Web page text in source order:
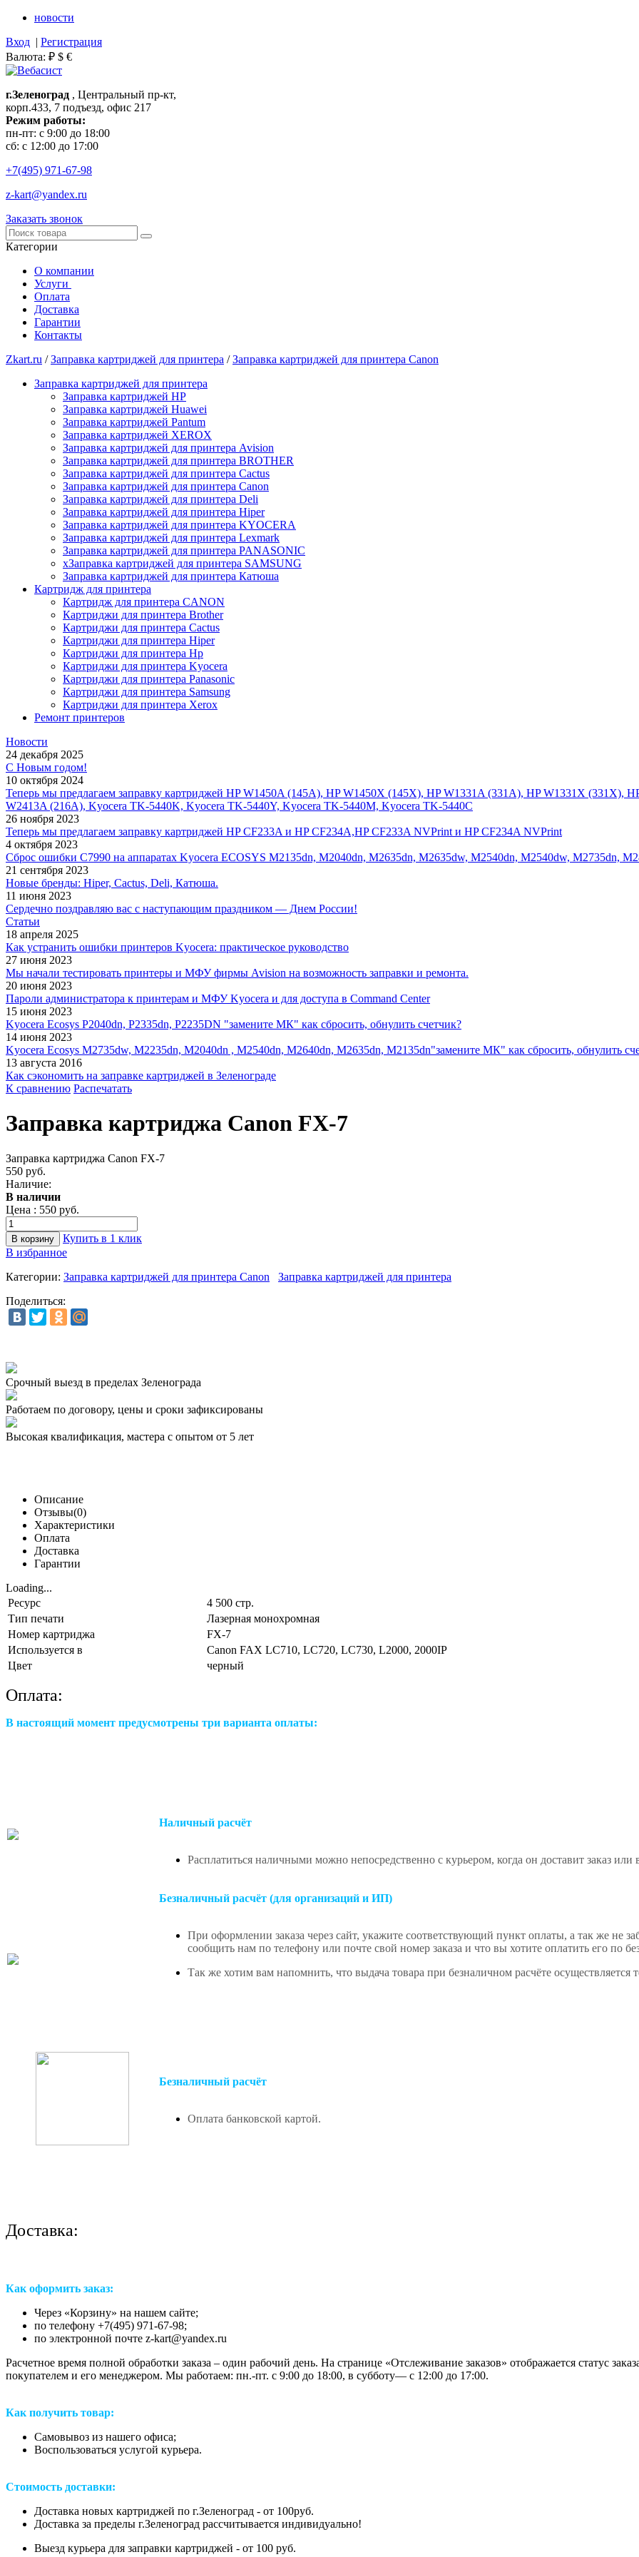
новости
Вход | Регистрация
Валюта: ₽ $ €
г.Зеленоград , Центральный пр-кт,
корп.433, 7 подъезд, офис 217
Режим работы:
пн-пт: с 9:00 до 18:00
сб: с 12:00 до 17:00
+7(495) 971-67-98
z-kart@yandex.ru
Заказать звонок
Категории
О компании
Услуги
Оплата
Доставка
Гарантии
Контакты
Zkart.ru /Заправка картриджей для принтера /Заправка картриджей для принтера Canon
Заправка картриджей для принтера
Заправка картриджей HP
Заправка картриджей Huawei
Заправка картриджей Pantum
Заправка картриджей XEROX
Заправка картриджей для принтера Avision
Заправка картриджей для принтера BROTHER
Заправка картриджей для принтера Cactus
Заправка картриджей для принтера Canon
Заправка картриджей для принтера Deli
Заправка картриджей для принтера Hiper
Заправка картриджей для принтера KYOCERA
Заправка картриджей для принтера Lexmark
Заправка картриджей для принтера PANASONIC
xЗаправка картриджей для принтера SAMSUNG
Заправка картриджей для принтера Катюша
Картридж для принтера
Картридж для принтера CANON
Картриджи для принтера Brother
Картриджи для принтера Cactus
Картриджи для принтера Hiper
Картриджи для принтера Hp
Картриджи для принтера Kyocera
Картриджи для принтера Panasonic
Картриджи для принтера Samsung
Картриджи для принтера Xerox
Ремонт принтеров
Новости
24 декабря 2025
С Новым годом!
10 октября 2024
Теперь мы предлагаем заправку картриджей HP W1450A (145A), HP W1450X (145X), HP W1331A (331A), HP W1331X (331X),
W2413A (216A), Kyocera TK-5440K, Kyocera TK-5440Y, Kyocera TK-5440M, Kyocera TK-5440C
26 ноября 2023
Теперь мы предлагаем заправку картриджей HP CF233A и HP CF234A,HP CF233A NVPrint и HP CF234A NVPrint
4 октября 2023
Сброс ошибки С7990 на аппаратах Kyocera ECOSYS M2135dn, M2040dn, M2635dn, M2635dw, M2540dn, M2540dw, M2735dn,
21 сентября 2023
Новые бренды: Hiper, Cactus, Deli, Катюша.
11 июня 2023
Сердечно поздравляю вас с наступающим праздником — Днем России!
Статьи
18 апреля 2025
Как устранить ошибки принтеров Kyocera: практическое руководство
27 июня 2023
Мы начали тестировать принтеры и МФУ фирмы Avision на возможность заправки и ремонта.
20 июня 2023
Пароли администратора к принтерам и МФУ Kyocera и для доступа в Command Center
15 июня 2023
Kyocera Ecosys P2040dn, P2335dn, P2235DN "замените МК" как сбросить, обнулить счетчик?
14 июня 2023
Kyocera Ecosys M2735dw, M2235dn, M2040dn , M2540dn, M2640dn, M2635dn, M2135dn"замените МК" как сбросить, обнулить
13 августа 2016
Как сэкономить на заправке картриджей в Зеленограде
К сравнению Распечатать
Заправка картриджа Canon FX-7
Заправка картриджа Canon FX-7
550 руб.
Наличие:
В наличии
Цена : 550 руб.
Купить в 1 клик
В избранное
Категории: Заправка картриджей для принтера Canon
Заправка картриджей для принтера
Поделиться:
Срочный выезд в пределах Зеленограда
Работаем по договору, цены и сроки зафиксированы
Высокая квалификация, мастера с опытом от 5 лет
Описание
Отзывы(0)
Характеристики
Оплата
Доставка
Гарантии
Loading...
Ресурс
4 500 стр.
Тип печати
Лазерная монохромная
Номер картриджа
FX-7
Используется в
Canon FAX LC710, LC720, LC730, L2000, 2000IP
Цвет
черный
Оплата:
В настоящий момент предусмотрены три варианта оплаты:
Наличный расчёт
Расплатиться наличными можно непосредственно с курьером, когда он доставит заказ
Безналичный расчёт (для организаций и ИП)
При оформлении заказа через сайт, укажите соответствующий пункт оплаты, а так же не
сообщить нам по телефону или почте свой номер заказа и что вы хотите оплатить его по
Так же хотим вам напомнить, что выдача товара при безналичном расчёте
Безналичный расчёт
Оплата банковской картой.
Доставка:
Как оформить заказ:
Через «Корзину» на нашем сайте;
по телефону +7(495) 971-67-98;
по электронной почте z-kart@yandex.ru
Расчетное время полной обработки заказа – один рабочий день. На странице «Отслеживание заказов» отображается статус
покупателем и его менеджером. Мы работаем: пн.-пт. с 9:00 до 18:00, в субботу— с 12:00 до 17:00.
Как получить товар:
Самовывоз из нашего офиса;
Воспользоваться услугой курьера.
Стоимость доставки:
Доставка новых картриджей по г.Зеленоград - от 100руб.
Доставка за пределы г.Зеленоград рассчитывается индивидуально!
Выезд курьера для заправки картриджей - от 100 руб.